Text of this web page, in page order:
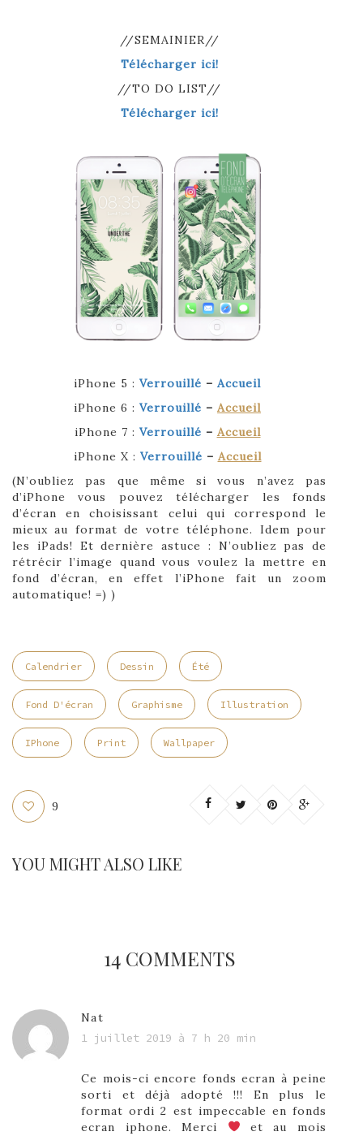
//SEMAINIER//
Télécharger ici!
//TO DO LIST//
Télécharger ici!
iPhone 5 : Verrouillé – Accueil
iPhone 6 : Verrouillé – Accueil
iPhone 7 : Verrouillé – Accueil
iPhone X : Verrouillé – Accueil
(N’oubliez pas que même si vous n’avez pas
d’iPhone vous pouvez télécharger les fonds
d’écran en choisissant celui qui correspond le
mieux au format de votre téléphone. Idem pour
les iPads! Et dernière astuce : N’oubliez pas de
rétrécir l’image quand vous voulez la mettre en
fond d’écran, en effet l’iPhone fait un zoom
automatique! =) )
Calendrier Dessin Été
Fond D'écran Graphisme Illustration
IPhone Print Wallpaper
9
YOU MIGHT ALSO LIKE
14 COMMENTS
Nat
1 juillet 2019 à 7 h 20 min
Ce mois-ci encore fonds ecran à peine
sorti et déjà adopté !!! En plus le
format ordi 2 est impeccable en fonds
ecran iphone. Merci
et au mois